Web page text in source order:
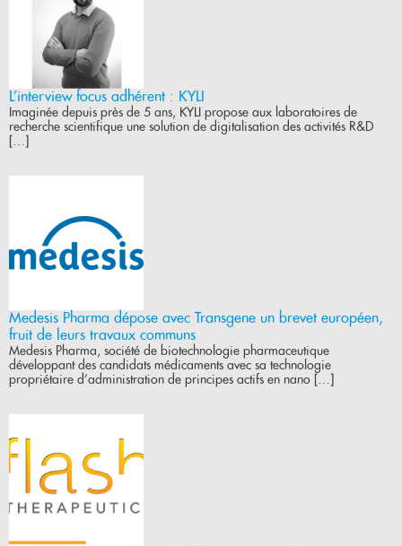
L’interview focus adhérent : KYLI
Imaginée depuis près de 5 ans, KYLI propose aux laboratoires de
recherche scientifique une solution de digitalisation des activités R&D
[…]
Medesis Pharma dépose avec Transgene un brevet européen,
fruit de leurs travaux communs
Medesis Pharma, société de biotechnologie pharmaceutique
développant des candidats médicaments avec sa technologie
propriétaire d’administration de principes actifs en nano […]